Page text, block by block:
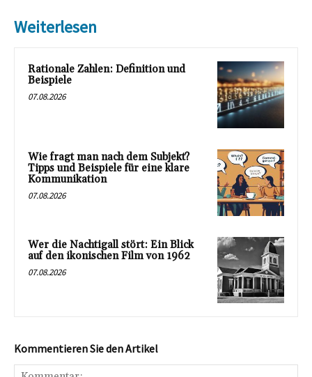
Weiterlesen
Rationale Zahlen: Definition und
Beispiele
07.08.2026
Wie fragt man nach dem Subjekt?
Tipps und Beispiele für eine klare
Kommunikation
07.08.2026
Wer die Nachtigall stört: Ein Blick
auf den ikonischen Film von 1962
07.08.2026
Kommentieren Sie den Artikel